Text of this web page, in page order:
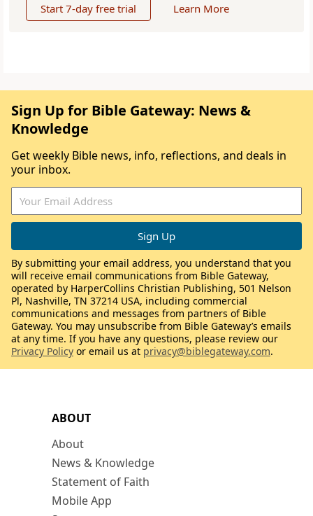
Start 7-day free trial Learn More
ABOUT
About
News & Knowledge
Statement of Faith
Mobile App
Sign Up for Bible Gateway: News &
Knowledge
Get weekly Bible news, info, reflections, and deals in
your inbox.
By submitting your email address, you understand that you
will receive email communications from Bible Gateway,
operated by HarperCollins Christian Publishing, 501 Nelson
Pl, Nashville, TN 37214 USA, including commercial
communications and messages from partners of Bible
Gateway. You may unsubscribe from Bible Gateway’s emails
at any time. If you have any questions, please review our
Privacy Policy or email us at privacy@biblegateway.com.